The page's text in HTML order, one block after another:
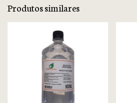
Produtos similares